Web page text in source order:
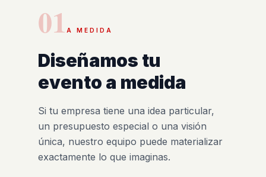
01 A MEDIDA
Diseñamos tu
evento a medida
Si tu empresa tiene una idea particular,
un presupuesto especial o una visión
única, nuestro equipo puede materializar
exactamente lo que imaginas.